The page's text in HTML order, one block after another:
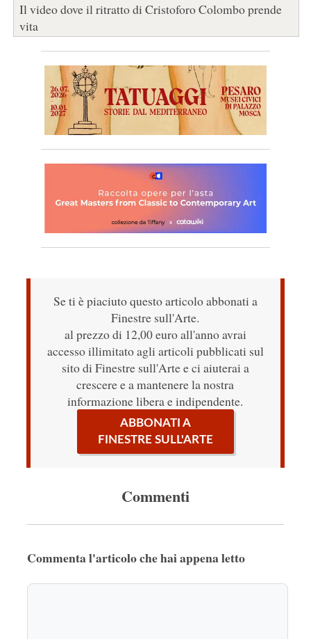
Il video dove il ritratto di Cristoforo Colombo prende
vita
Se ti è piaciuto questo articolo abbonati a
Finestre sull'Arte.
al prezzo di 12,00 euro all'anno avrai
accesso illimitato agli articoli pubblicati sul
sito di Finestre sull'Arte e ci aiuterai a
crescere e a mantenere la nostra
informazione libera e indipendente.
ABBONATI A
FINESTRE SULL'ARTE
Commenti
Commenta l'articolo che hai appena letto